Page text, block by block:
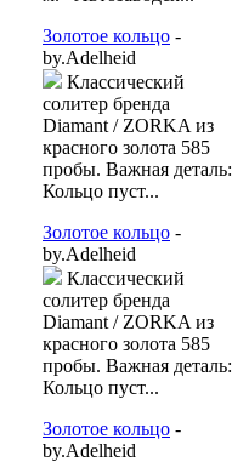
Золотое кольцо -
by.Adelheid
Классический
солитер бренда
Diamant / ZORKA из
красного золота 585
пробы. Важная деталь:
Кольцо пуст...
Золотое кольцо -
by.Adelheid
Классический
солитер бренда
Diamant / ZORKA из
красного золота 585
пробы. Важная деталь:
Кольцо пуст...
Золотое кольцо -
by.Adelheid